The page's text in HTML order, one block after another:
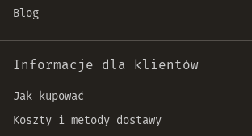
Blog
Informacje dla klientów
Jak kupować
Koszty i metody dostawy